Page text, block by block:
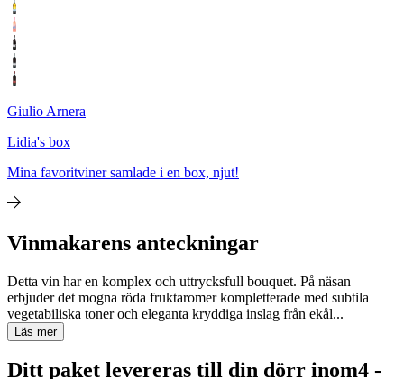
Giulio Arnera
Lidia's box
Mina favoritviner samlade i en box, njut!
Vinmakarens anteckningar
Detta vin har en komplex och uttrycksfull bouquet. På näsan
erbjuder det mogna röda fruktaromer kompletterade med subtila
vegetabiliska toner och eleganta kryddiga inslag från ekål...
Läs mer
Ditt paket levereras till din dörr inom4 -